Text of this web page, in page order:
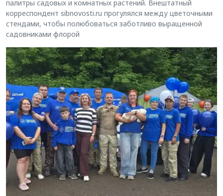
палитры садовых и комнатных растений. Внештатный
корреспондент sibnovosti.ru прогулялся между цветочными
стендами, чтобы полюбоваться заботливо выращенной
садовниками флорой